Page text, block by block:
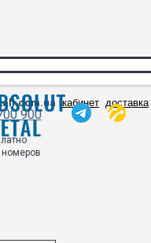
кабинет доставка
900
номеров